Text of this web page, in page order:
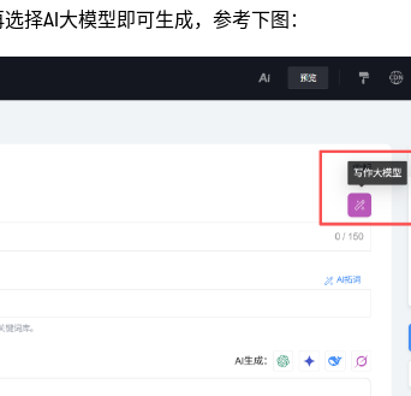
择AI大模型即可生成，参考下图：